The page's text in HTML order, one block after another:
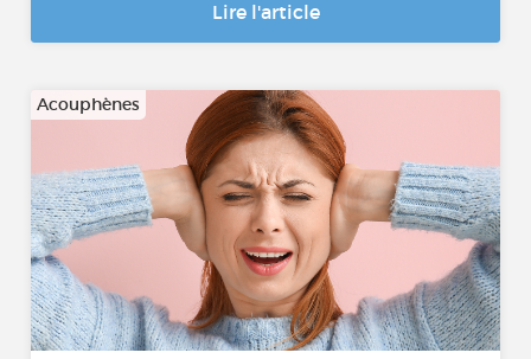
Lire l'article
Acouphènes